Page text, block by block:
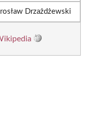
Drzażdżewski